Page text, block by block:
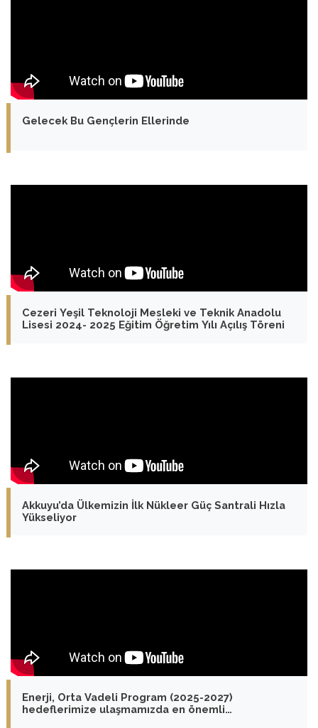
Gelecek Bu Gençlerin Ellerinde
Cezeri Yeşil Teknoloji Mesleki ve Teknik Anadolu
Lisesi 2024- 2025 Eğitim Öğretim Yılı Açılış Töreni
Akkuyu’da Ülkemizin İlk Nükleer Güç Santrali Hızla
Yükseliyor
Enerji, Orta Vadeli Program (2025-2027)
hedeflerimize ulaşmamızda en önemli